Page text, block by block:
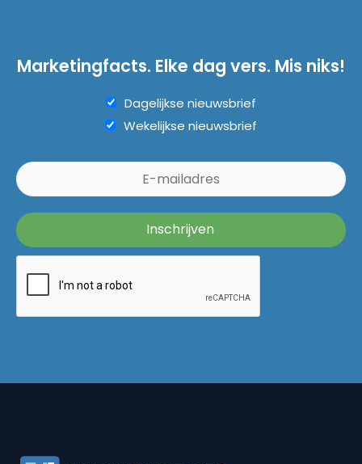
Marketingfacts. Elke dag vers. Mis niks!
Dagelijkse nieuwsbrief
Wekelijkse nieuwsbrief